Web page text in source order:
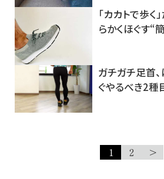
「カカトで歩く
らかくほぐす“
ガチガチ足首
ぐやるべき2種
1 2 >